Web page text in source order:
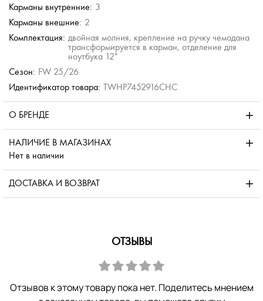
Карманы внутренние: 3
Карманы внешние: 2
Комплектация: двойная молния, крепление на ручку чемодана
трансформируется в карман, отделение для
ноутбука 12"
Сезон: FW 25/26
Идентификатор товара: TWHP7452916CHC
О БРЕНДЕ
НАЛИЧИЕ В МАГАЗИНАХ
Нет в наличии
ДОСТАВКА И ВОЗВРАТ
ОТЗЫВЫ
Отзывов к этому товару пока нет. Поделитесь мнением